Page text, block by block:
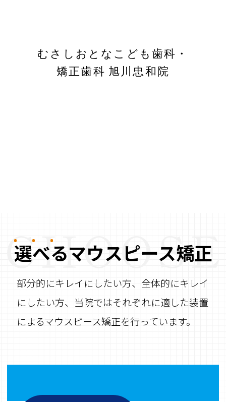
デンタルローンご利用の場合
月々 6,200
むさしおとなこども歯科・
矯正歯科 旭川忠和院
選べるマウスピース矯正
部分的にキレイにしたい方、全体的にキレイ
にしたい方、 当院ではそれぞれに適した装置
によるマウスピース矯正を行っています。